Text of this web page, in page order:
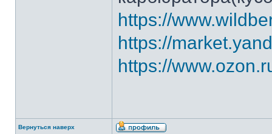
https://
https://
https://
Вернуться наверх